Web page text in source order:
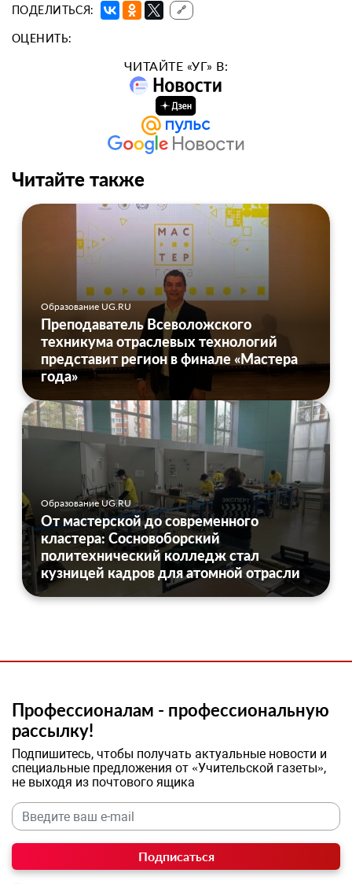
ПОДЕЛИТЬСЯ: 🔗
ОЦЕНИТЬ:
ЧИТАЙТЕ «УГ» В:
Читайте также
Образование UG.RU
Преподаватель Всеволожского
техникума отраслевых технологий
представит регион в финале «Мастера
года»
Образование UG.RU
От мастерской до современного
кластера: Сосновоборский
политехнический колледж стал
кузницей кадров для атомной отрасли
Профессионалам - профессиональную
рассылку!
Подпишитесь, чтобы получать актуальные новости и
специальные предложения от «Учительской газеты»,
не выходя из почтового ящика
Подписаться